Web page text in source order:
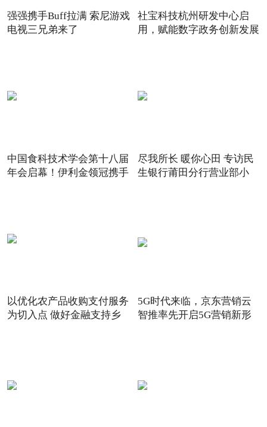
强强携手Buff拉满 索尼游戏
电视三兄弟来了
社宝科技杭州研发中心启
用，赋能数字政务创新发展
中国食科技术学会第十八届
年会启幕！伊利金领冠携手
尽我所长 暖你心田 专访民
生银行莆田分行营业部小
以优化农产品收购支付服务
为切入点 做好金融支持乡
5G时代来临，京东营销云
智推率先开启5G营销新形